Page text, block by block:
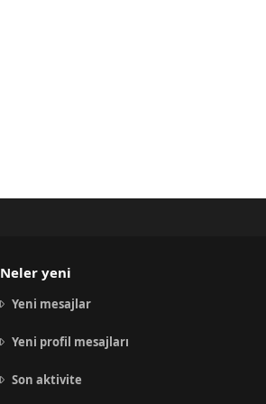
Neler yeni
Yeni mesajlar
Yeni profil mesajları
Son aktivite